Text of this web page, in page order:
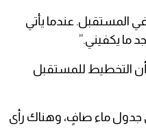
المستقبل. عندما يأتي
ما يكفيني.”
التخطيط للمستقبل
جدول ماء صافٍ، وهناك رأى